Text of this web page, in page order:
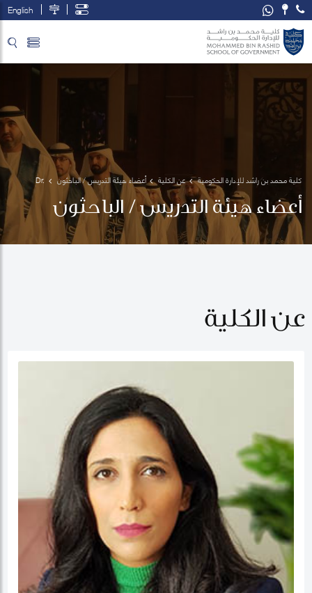
English
كلية محمد بن راشد للإدارة الحكومية عن الكلية أعضاء هيئة التدريس / الباحثون
Dr.
Drissi
أعضاء هيئة التدريس / الباحثون
عن الكلية